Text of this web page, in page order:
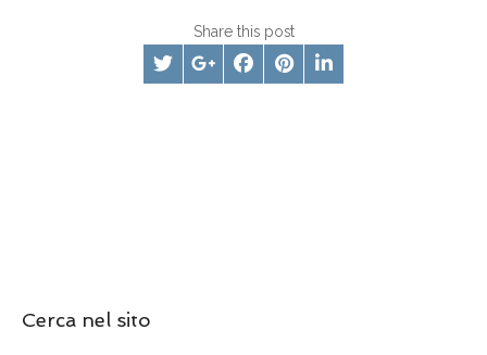
Share this post
Cerca nel sito